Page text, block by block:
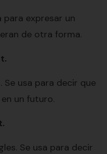
para expresar un
de otra forma.
usa para decir que
un futuro.
Se usa para decir